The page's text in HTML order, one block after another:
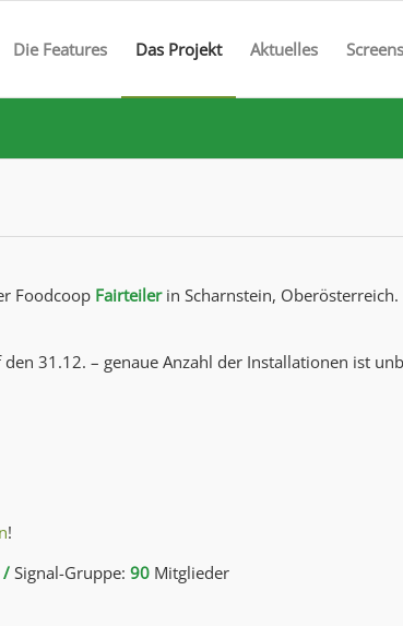
Die Features Das Projekt Aktuelles
Foodcoop Fairteilerin Scharnstein,
31.12. – genaue Anzahl der Installationen ist
!
/ Signal-Gruppe: 90 Mitglieder